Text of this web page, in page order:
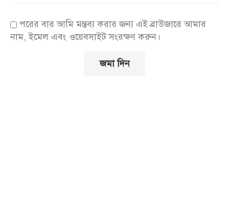
পরের বার আমি মন্তব্য করার জন্য এই ব্রাউজারে আমার
নাম, ইমেল এবং ওয়েবসাইট সংরক্ষণ করুন।